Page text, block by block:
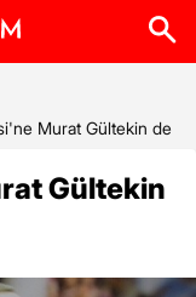
Murat Gültekin de
Gültekin